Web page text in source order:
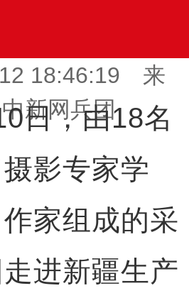
18:46:19 来
新网兵团
，由18名
影专家学
家组成的采
进新疆生产